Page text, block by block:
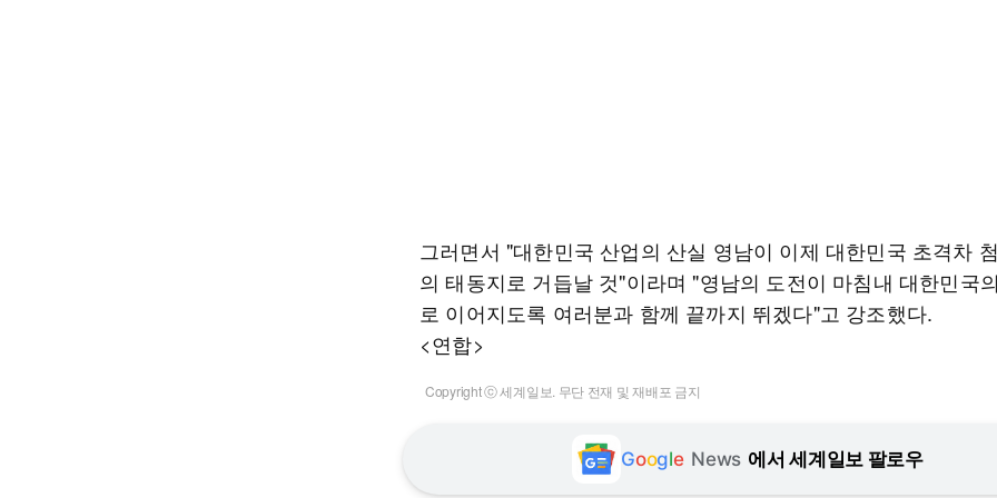
그러면서 "대한민국 산업의 산실 영남이 이제 대한민국 초격차
의 태동지로 거듭날 것"이라며 "영남의 도전이 마침내 대한민국
로 이어지도록 여러분과 함께 끝까지 뛰겠다"고 강조했다.
<연합>
Copyright ⓒ 세계일보. 무단 전재 및 재배포 금지
Google News 에서 세계일보 팔로우